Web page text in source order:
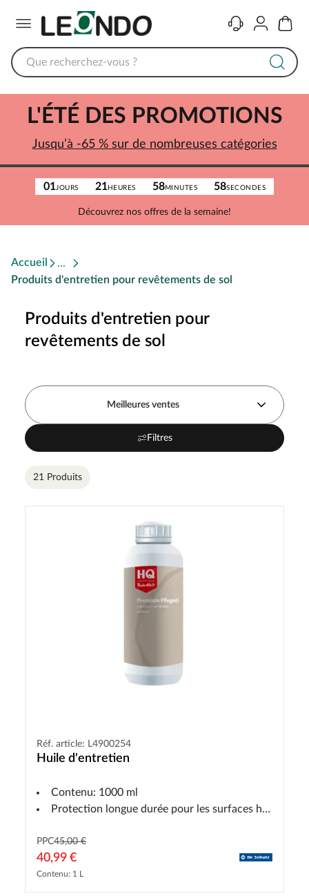
ContactComptePanier
01JOURS 21HEURES 58MINUTES 58SECONDES
Découvrez nos offres de la semaine!
L'ÉTÉ DES PROMOTIONS
Jusqu’à -65 % sur de nombreuses catégories
Accueil
Produits d'entretien pour revêtements de sol
Produits d'entretien pour
revêtements de sol
Meilleures ventes
Filtres
21 Produits
Réf. article: L4900254
Huile d'entretien
Contenu: 1000 ml
Protection longue durée pour les surfaces huilées
PPC45,00 €
40,99 €
Contenu: 1 L